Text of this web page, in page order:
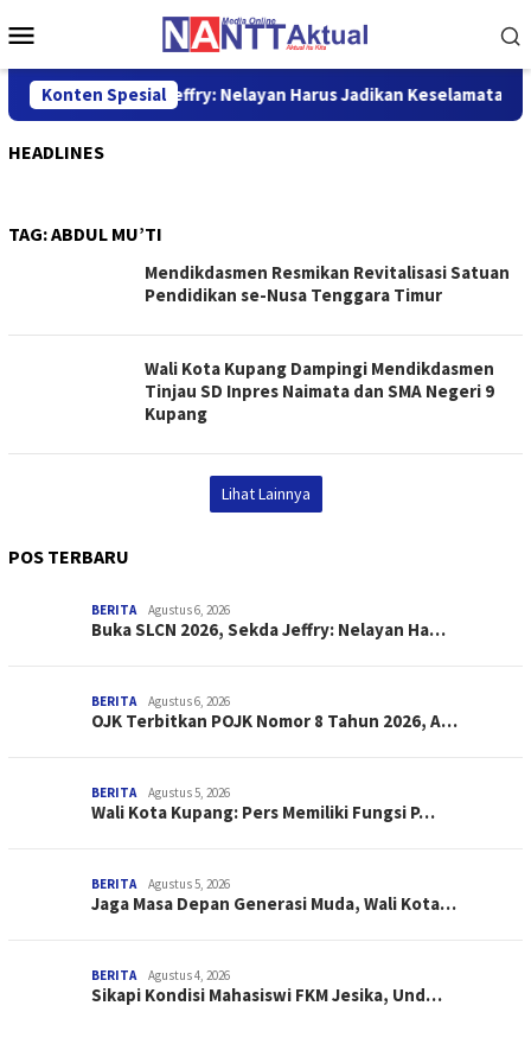
ke
Mobile
Konten Spesial
SLCN 2026, Sekda Jeffry: Nelayan Harus Jadikan Keselamatan
HEADLINES
TAG:ABDUL MU’TI
Mendikdasmen Resmikan Revitalisasi Satuan
Pendidikan se-Nusa Tenggara Timur
Wali Kota Kupang Dampingi Mendikdasmen
Tinjau SD Inpres Naimata dan SMA Negeri 9
Kupang
Lihat Lainnya
POS TERBARU
BERITA Agustus 6, 2026
Buka SLCN 2026, Sekda Jeffry: Nelayan Ha…
BERITA Agustus 6, 2026
OJK Terbitkan POJK Nomor 8 Tahun 2026, A…
BERITA Agustus 5, 2026
Wali Kota Kupang: Pers Memiliki Fungsi P…
BERITA Agustus 5, 2026
Jaga Masa Depan Generasi Muda, Wali Kota…
BERITA Agustus 4, 2026
Sikapi Kondisi Mahasiswi FKM Jesika, Und…